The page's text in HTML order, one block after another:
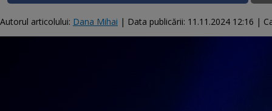
Autorul articolului: Dana Mihai | Data publicării: 11.11.2024 12:16 |